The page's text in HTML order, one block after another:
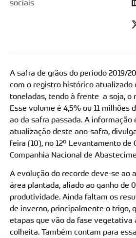
sociais
A safra de grãos do período 2019/
com o registro histórico atualizado
toneladas, tendo à frente a soja, o
Esse volume é 4,5% ou 11 milhões
ao da safra passada. A informação
atualização deste ano-safra,
feira (10), no 12º Levantamento de
Companhia Nacional de
A evolução do recorde deve-se ao
área plantada, aliado ao ganho de
produtividade. Ainda faltam os
de inverno, principalmente o trigo,
etapas que vão da fase vegetativa
colheita. Também contam para